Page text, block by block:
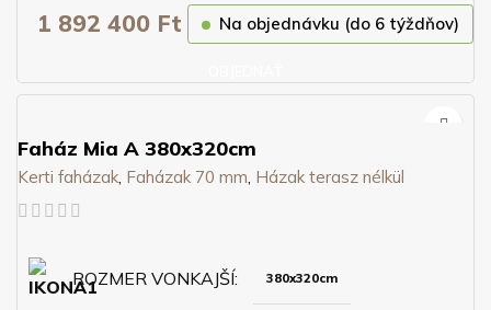
1 892 400 Ft Na objednávku (do 6 týždňov)
Faház Mia A 380x320cm
Kerti faházak Faházak 70 mm Házak terasz nélkül
ROZMER VONKAJŠÍ 380x320cm